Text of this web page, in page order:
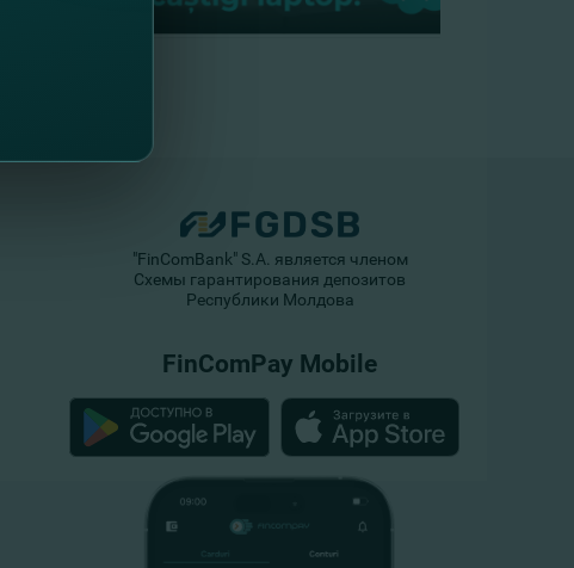
"FinComBank" S.A. является членом
Схемы гарантирования депозитов
Республики Молдова
FinComPay Mobile